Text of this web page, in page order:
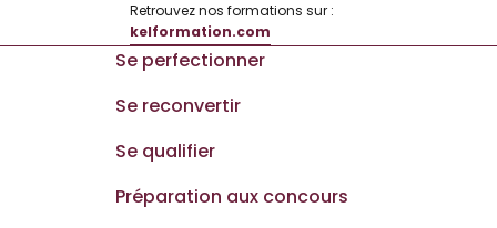
Retrouvez nos formations sur :
kelformation.com
Se perfectionner
Se reconvertir
Se qualifier
Préparation aux concours